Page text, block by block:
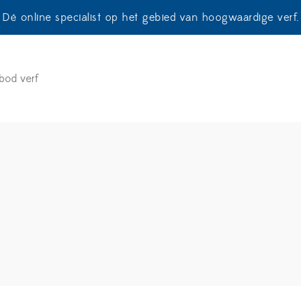
Dé online specialist op het gebied van hoogwaardige